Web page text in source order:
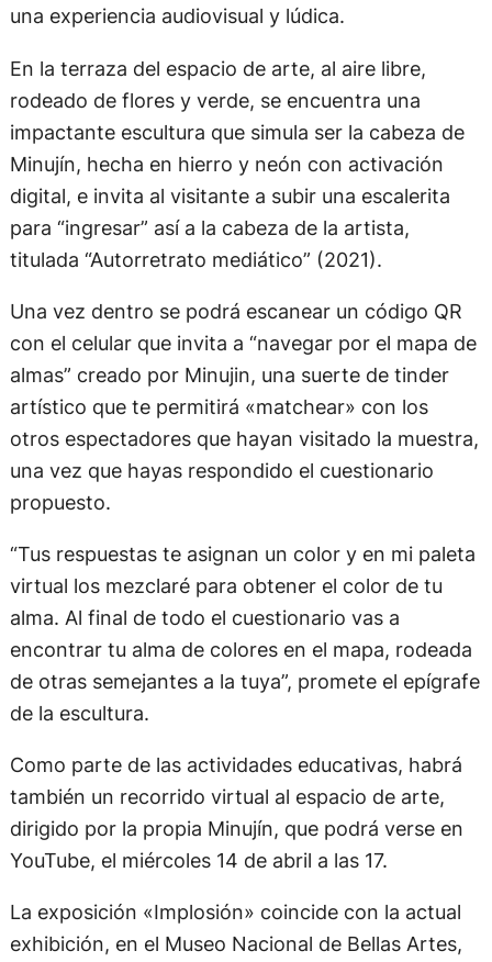
una experiencia audiovisual y lúdica.
En la terraza del espacio de arte, al aire libre,
rodeado de flores y verde, se encuentra una
impactante escultura que simula ser la cabeza de
Minujín, hecha en hierro y neón con activación
digital, e invita al visitante a subir una escalerita
para “ingresar” así a la cabeza de la artista,
titulada “Autorretrato mediático” (2021).
Una vez dentro se podrá escanear un código QR
con el celular que invita a “navegar por el mapa de
almas” creado por Minujin, una suerte de tinder
artístico que te permitirá «matchear» con los
otros espectadores que hayan visitado la muestra,
una vez que hayas respondido el cuestionario
propuesto.
“Tus respuestas te asignan un color y en mi paleta
virtual los mezclaré para obtener el color de tu
alma. Al final de todo el cuestionario vas a
encontrar tu alma de colores en el mapa, rodeada
de otras semejantes a la tuya”, promete el epígrafe
de la escultura.
Como parte de las actividades educativas, habrá
también un recorrido virtual al espacio de arte,
dirigido por la propia Minujín, que podrá verse en
YouTube, el miércoles 14 de abril a las 17.
La exposición «Implosión» coincide con la actual
exhibición, en el Museo Nacional de Bellas Artes,